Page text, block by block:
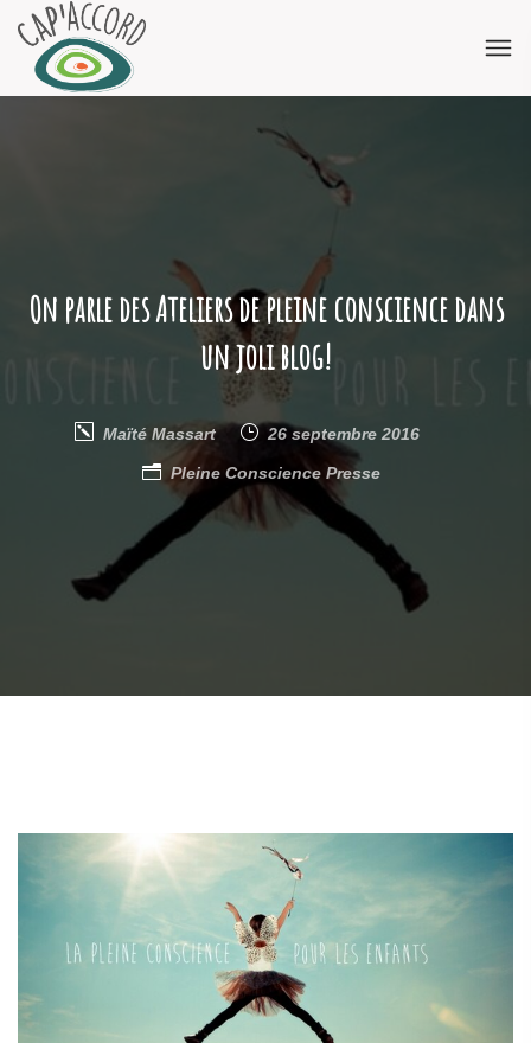
On parle des Ateliers de pleine conscience dans
un joli blog!
Maïté Massart 26 septembre 2016
Pleine Conscience Presse